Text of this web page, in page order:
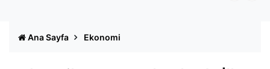
Ana Sayfa Ekonomi